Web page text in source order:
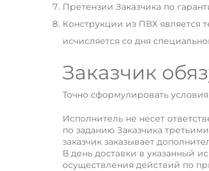
Претензии Заказчика по
Конструкции из ПВХ является
исчисляется со дня
Заказчик
Точно сформулировать
Исполнитель не несет
по заданию Заказчика
заказчик заказывает
В день доставки в указанный
осуществления действий по